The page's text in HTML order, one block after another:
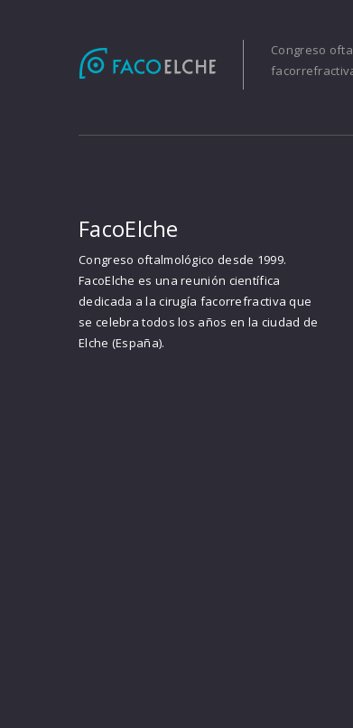
Congreso
FacoElche
Congreso oftalmológico desde 1999.
FacoElche es una reunión científica
dedicada a la cirugía facorrefractiva que
se celebra todos los años en la ciudad de
Elche (España).